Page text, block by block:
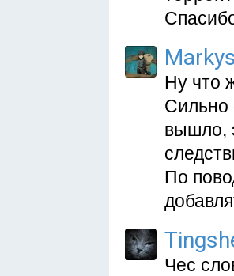
Ну что
Сильно
вышло,
По
Чес